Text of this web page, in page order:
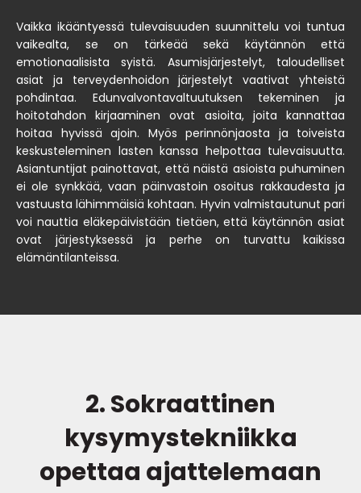
Vaikka ikääntyessä tulevaisuuden suunnittelu voi tuntua
vaikealta, se on tärkeää sekä käytännön että
emotionaalisista syistä. Asumisjärjestelyt, taloudelliset
asiat ja terveydenhoidon järjestelyt vaativat yhteistä
pohdintaa. Edunvalvontavaltuutuksen tekeminen ja
hoitotahdon kirjaaminen ovat asioita, joita kannattaa
hoitaa hyvissä ajoin. Myös perinnönjaosta ja toiveista
keskusteleminen lasten kanssa helpottaa tulevaisuutta.
Asiantuntijat painottavat, että näistä asioista puhuminen
ei ole synkkää, vaan päinvastoin osoitus rakkaudesta ja
vastuusta lähimmäisiä kohtaan. Hyvin valmistautunut pari
voi nauttia eläkepäivistään tietäen, että käytännön asiat
ovat järjestyksessä ja perhe on turvattu kaikissa
elämäntilanteissa.
2. Sokraattinen
kysymystekniikka
opettaa ajattelemaan